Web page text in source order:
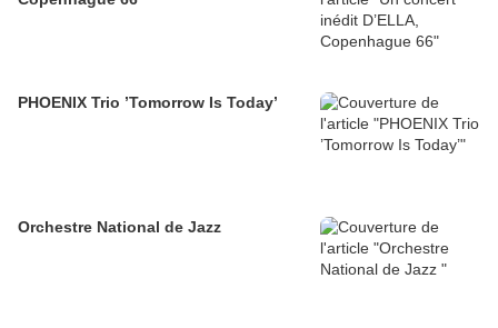
PHOENIX Trio ’Tomorrow Is Today’
Orchestre National de Jazz